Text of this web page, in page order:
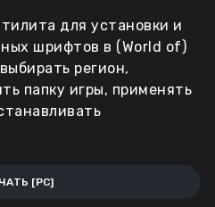
для установки и
шрифтов в (World of)
регион,
папку игры, применять
[PC]